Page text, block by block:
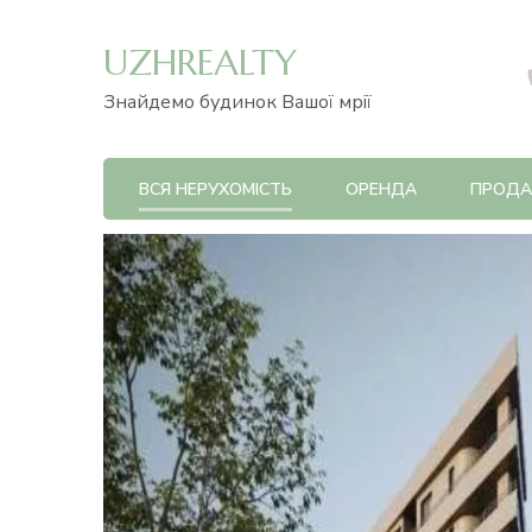
UZHREALTY
Знайдемо будинок Вашої мрії
ВСЯ НЕРУХОМІСТЬ ОРЕНДА